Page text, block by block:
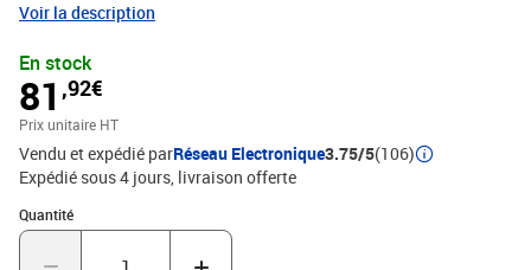
Voir la description
En stock
81 ,92€
Prix unitaire HT
Vendu et expédié parRéseau Electronique3.75/5(106)
Expédié sous 4 jours livraison offerte
Quantité
Quantité : 1